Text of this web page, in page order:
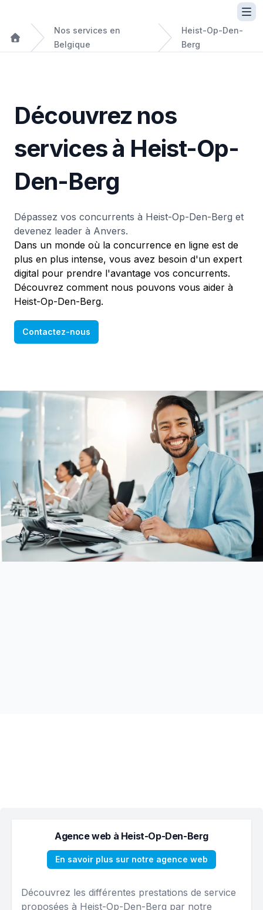
Nos services en
Belgique
Heist-Op-Den-
Berg
Découvrez nos
services à Heist-Op-
Den-Berg
Dépassez vos concurrents à Heist-Op-Den-Berg et
devenez leader à Anvers.
Dans un monde où la concurrence en ligne est de
plus en plus intense, vous avez besoin d'un expert
digital pour prendre l'avantage vos concurrents.
Découvrez comment nous pouvons vous aider à
Heist-Op-Den-Berg.
Contactez-nous
Agence web à Heist-Op-Den-Berg
En savoir plus sur notre agence web
Découvrez les différentes prestations de service
proposées à Heist-Op-Den-Berg par notre